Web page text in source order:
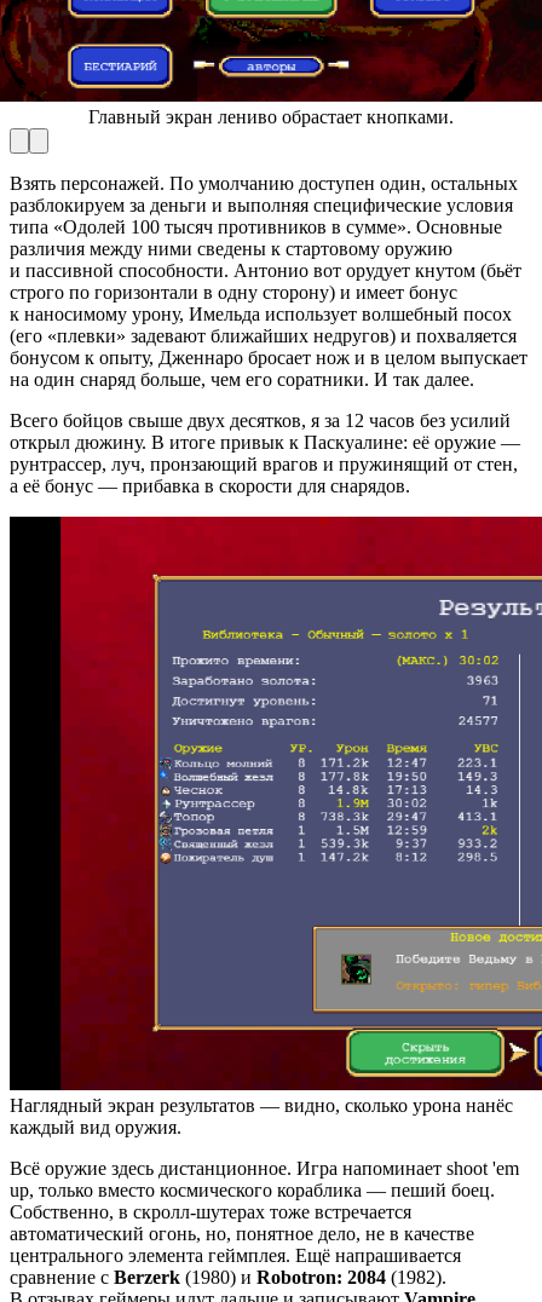
Главный экран лениво обрастает кнопками.
Взять персонажей. По умолчанию доступен один, остальных
разблокируем за деньги и выполняя специфические условия
типа «Одолей 100 тысяч противников в сумме». Основные
различия между ними сведены к стартовому оружию
и пассивной способности. Антонио вот орудует кнутом (бьёт
строго по горизонтали в одну сторону) и имеет бонус
к наносимому урону, Имельда использует волшебный посох
(его «плевки» задевают ближайших недругов) и похваляется
бонусом к опыту, Дженнаро бросает нож и в целом выпускает
на один снаряд больше, чем его соратники. И так далее.
Всего бойцов свыше двух десятков, я за 12 часов без усилий
открыл дюжину. В итоге привык к Паскуалине: её оружие —
рунтрассер, луч, пронзающий врагов и пружинящий от стен,
а её бонус — прибавка в скорости для снарядов.
Наглядный экран результатов — видно, сколько урона нанёс
каждый вид оружия.
Всё оружие здесь дистанционное. Игра напоминает shoot 'em
up, только вместо космического кораблика — пеший боец.
Собственно, в скролл-шутерах тоже встречается
автоматический огонь, но, понятное дело, не в качестве
центрального элемента геймплея. Ещё напрашивается
сравнение с Berzerk (1980) и Robotron: 2084 (1982).